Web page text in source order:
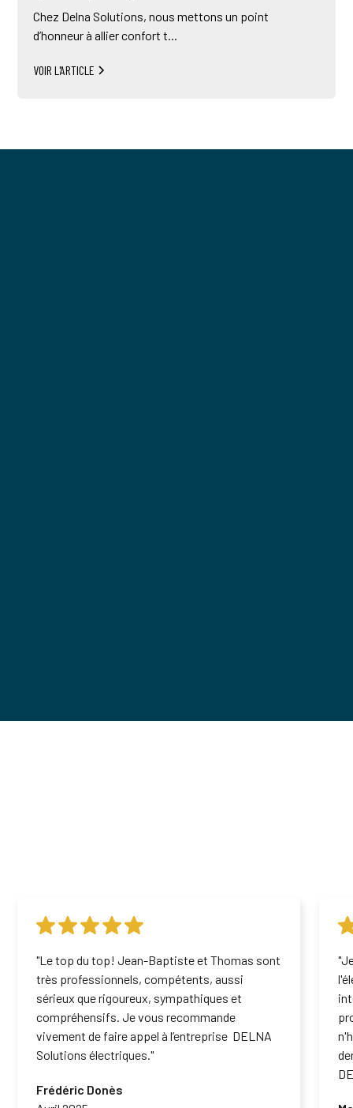
Chez Delna Solutions, nous mettons un point
d’honneur à allier confort t...
VOIR L'ARTICLE
"Le top du top! Jean-Baptiste et Thomas sont
très professionnels, compétents, aussi
sérieux que rigoureux, sympathiques et
compréhensifs. Je vous recommande
vivement de faire appel à l’entreprise DELNA
Solutions électriques."
Frédéric Donès